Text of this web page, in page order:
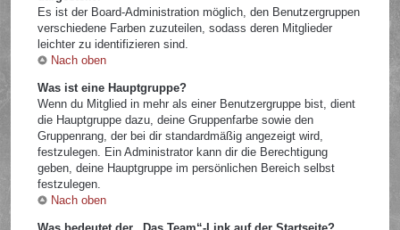
Es ist der Board-Administration möglich, den Benutzergruppen
verschiedene Farben zuzuteilen, sodass deren Mitglieder
leichter zu identifizieren sind.
Nach oben
Was ist eine Hauptgruppe?
Wenn du Mitglied in mehr als einer Benutzergruppe bist, dient
die Hauptgruppe dazu, deine Gruppenfarbe sowie den
Gruppenrang, der bei dir standardmäßig angezeigt wird,
festzulegen. Ein Administrator kann dir die Berechtigung
geben, deine Hauptgruppe im persönlichen Bereich selbst
festzulegen.
Nach oben